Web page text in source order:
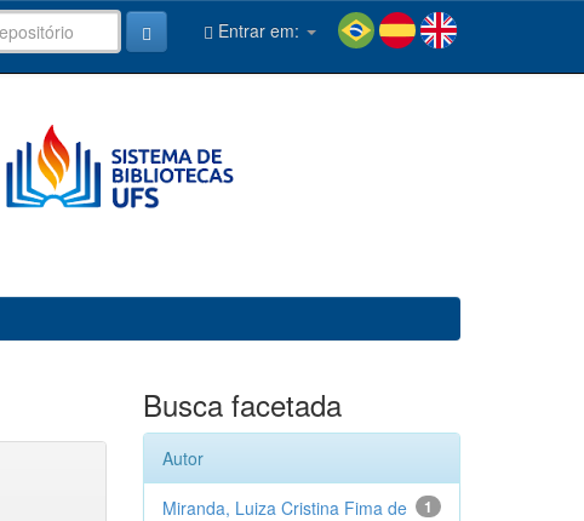
Entrar em:
Busca facetada
Autor
1
Miranda, Luiza Cristina Fima de